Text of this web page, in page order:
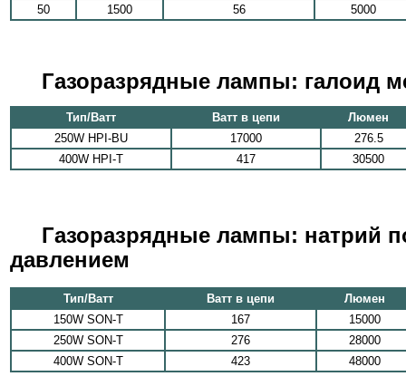
50
1500 56 5000
Газоразрядные лампы: галоид
Тип/Ватт Ватт в цепи
Люмен
250W HPI-BU
17000
276.5
400W HPI-T
417 30500
Газоразрядные лампы: натрий
давлением
Тип/Ватт Ватт в цепи
Люмен
150W SON-T
167
15000
250W SON-T
276
28000
400W SON-T
423 48000